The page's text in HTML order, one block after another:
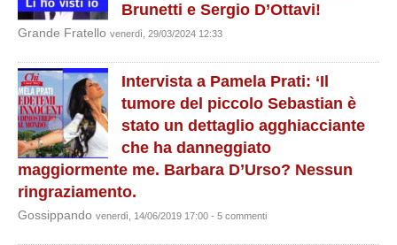
Brunetti e Sergio D’Ottavi!
Grande Fratello venerdì, 29/03/2024 12:33
Intervista a Pamela Prati: ‘Il
tumore del piccolo Sebastian è
stato un dettaglio agghiacciante
che ha danneggiato
maggiormente me. Barbara D’Urso? Nessun
ringraziamento.
Gossippando venerdì, 14/06/2019 17:00 - 5 commenti